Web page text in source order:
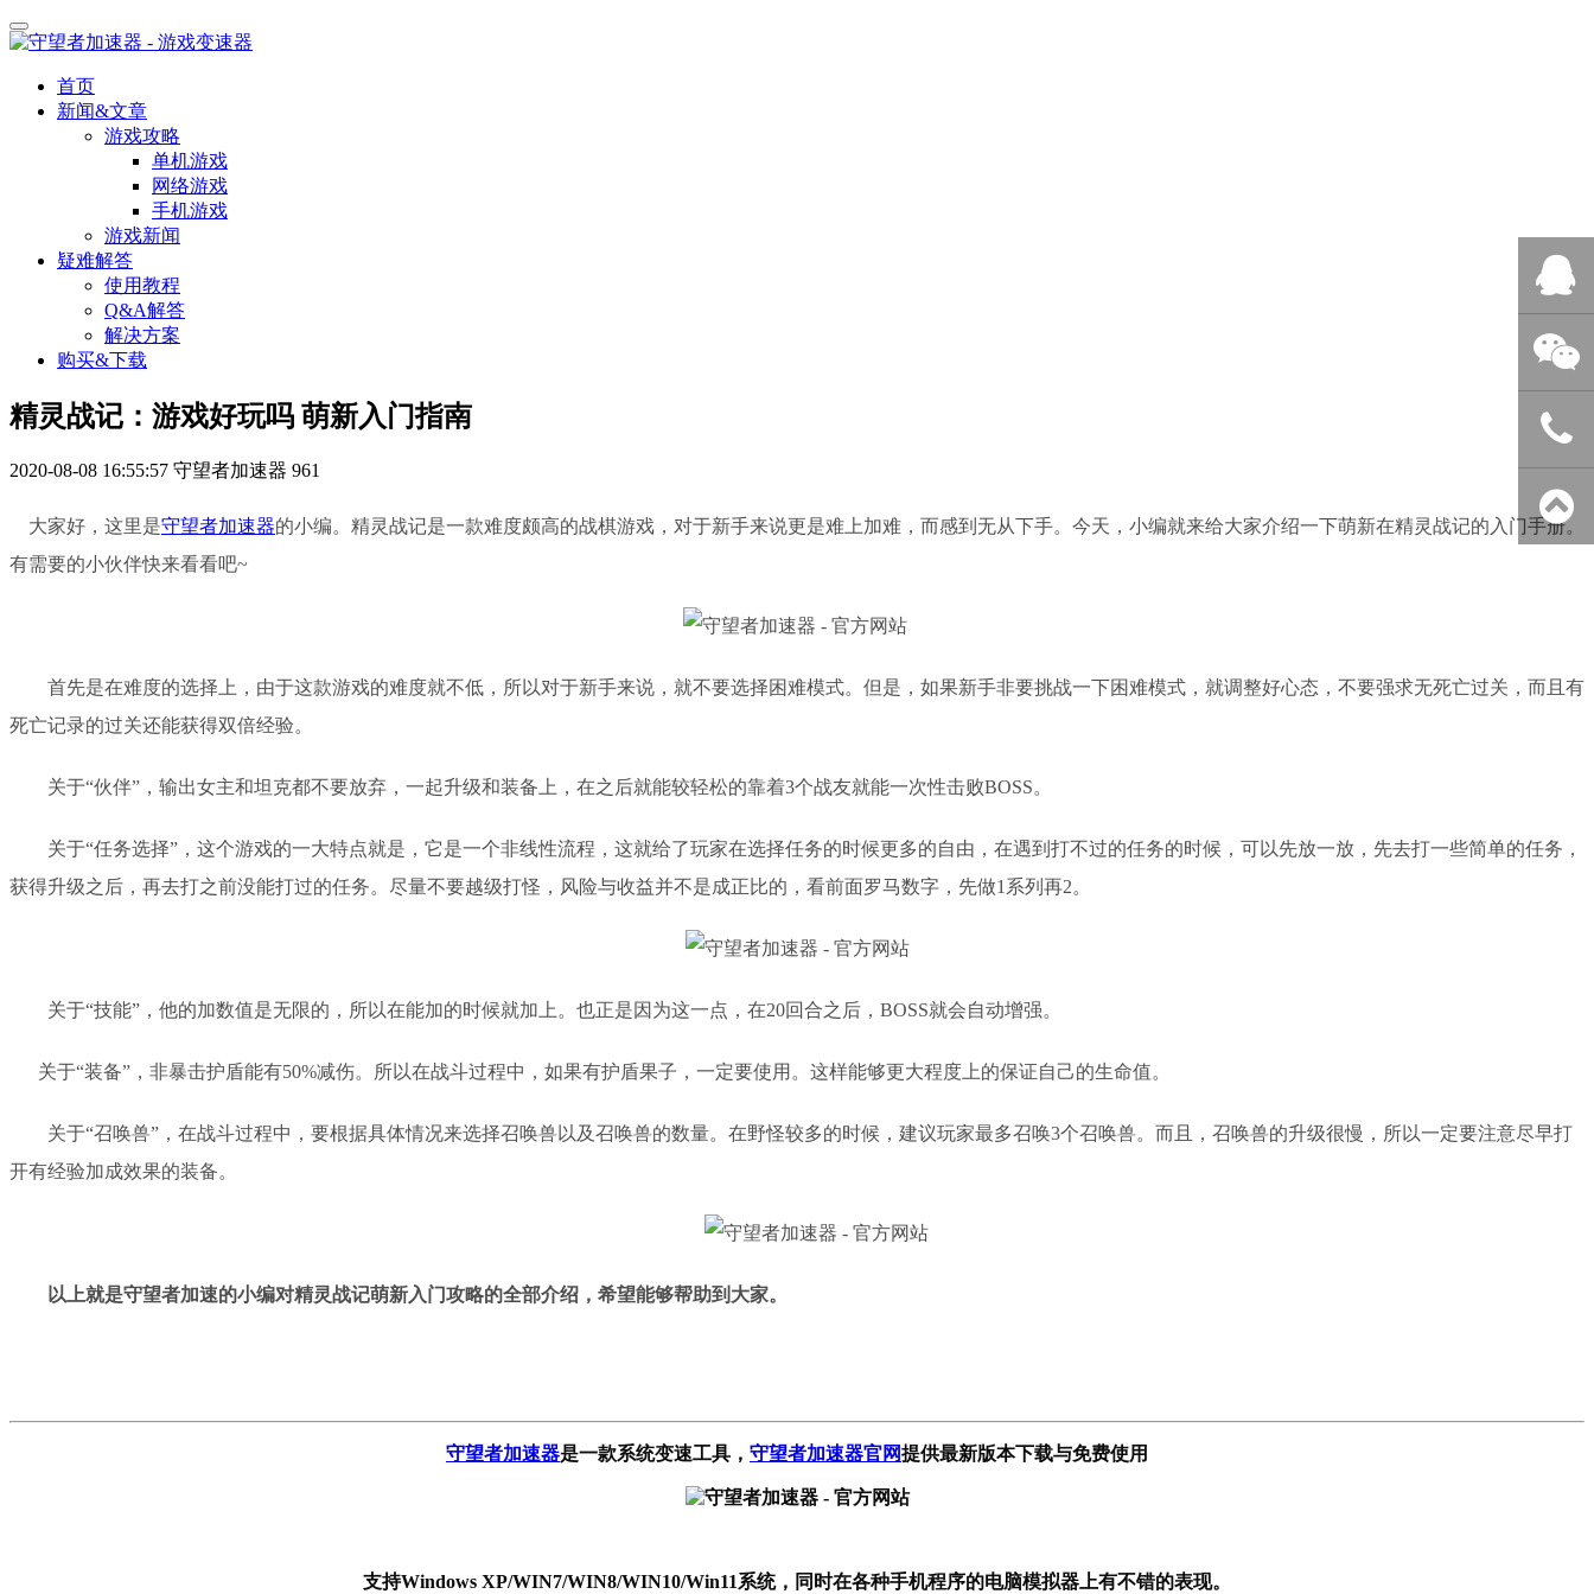
首页
新闻&文章
游戏攻略
单机游戏
网络游戏
手机游戏
游戏新闻
疑难解答
使用教程
Q&A解答
解决方案
购买&下载
精灵战记：游戏好玩吗 萌新入门指南
2020-08-08 16:55:57 守望者加速器 961
大家好，这里是守望者加速器的小编。 精灵战记是一款难度颇高的战棋游戏， 对于新手来说更是难上加难，而感到无从下手。今天，小编就来给大家介绍一下萌新在精灵战记的入门手册。
有需要的小伙伴快来看看吧~
首先是在难度的选择上，由于这款游戏的难度就不低，所以对于新手来说，就不要选择困难模式。但是，如果新手非要挑战一下困难模式，就调整好心态，不要强求无死亡过关，而且有
死亡记录的过关还能获得双倍经验。
关于“伙伴”，输出女主和坦克都不要放弃，一起升级和装备上，在之后就能较轻松的靠着3个战友就能一次性击败BOSS。
关于“任务选择”，这个游戏的一大特点就是，它是一个非线性流程，这就给了玩家在选择任务的时候更多的自由，在遇到打不过的任务的时候，可以先放一放，先去打一些简单的任务，
获得升级之后，再去打之前没能打过的任务。 尽量不要越级打怪，风险与收益并不是成正比的，看前面罗马数字，先做1系列再2。
关于“技能”，他的加数值是无限的，所以在能加的时候就加上。也正是因为这一点，在20回合之后，BOSS就会自动增强。
关于“装备”， 非暴击护盾能有50%减伤。 所以在战斗过程中，如果有护盾果子，一定要使用。这样能够更大程度上的保证自己的生命值。
关于“召唤兽”，在战斗过程中，要根据具体情况来选择召唤兽以及召唤兽的数量。在野怪较多的时候，建议玩家最多召唤3个召唤兽。而且，召唤兽的升级很慢，所以一定要注意尽早打
开有经验加成效果的装备。
以上就是守望者加速的小编对精灵战记萌新入门攻略的全部介绍 ，希望能够帮助到大家。
守望者加速器是一款系统变速工具 ， 守望者加速器官网提供最新版本下载与免费使用
支持Windows XP/WIN7/WIN8/WIN10/Win11系统，同时在各种手机程序的电脑模拟器上有不错的表现。
QQ客服
微信客服
400-838-